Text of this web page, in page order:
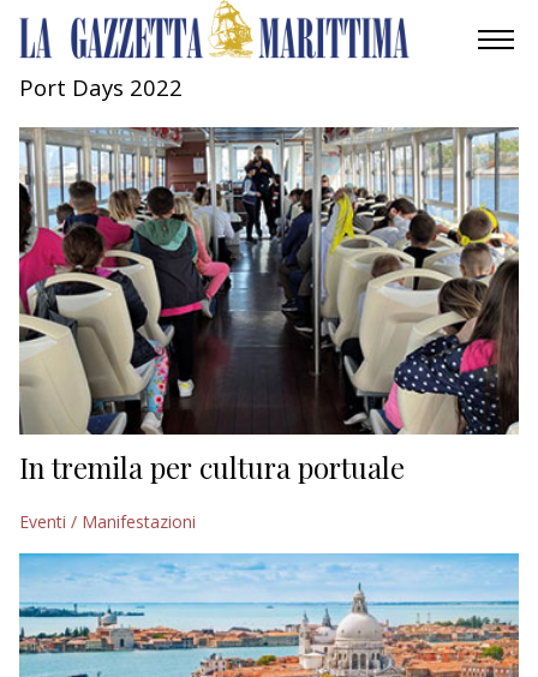
AMBIENTE
MOBILITÀ
INDUSTRIA
RICERCA
ECONOMIA
TURISMO
CULTURA
NAUTICA
EDITORIALI
Port Days 2022
In tremila per cultura portuale
Eventi / Manifestazioni